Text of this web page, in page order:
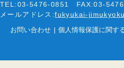
TEL:03-5476-0851 FAX:03-
メールアドレス:fukyukai-
お問い合わせ | 個人情報保護に関す